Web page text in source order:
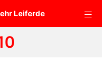
Leiferde